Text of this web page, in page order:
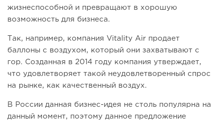
жизнеспособной и превращают в хорошую
возможность для бизнеса.
Так, например, компания Vitality Air продает
баллоны с воздухом, который они захватывают с
гор. Созданная в 2014 году компания утверждает,
что удовлетворяет такой неудовлетворенный спрос
на рынке, как качественный воздух.
В России данная бизнес-идея не столь популярна на
данный момент, поэтому данное предложение